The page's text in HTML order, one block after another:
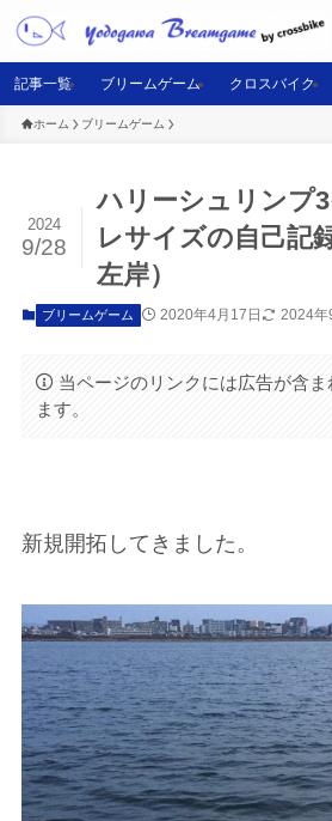
記事一覧 ブリームゲーム クロスバイク
ホーム ブリームゲーム
ハリーシュリンプ
レサイズの自己記
左岸）
2024
9/28
ブリームゲーム 2020年4月17日 2024年
当ページのリンクには広告が含
ます。
新規開拓してきました。